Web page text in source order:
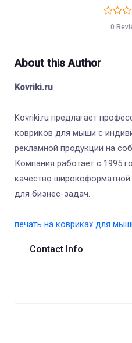
0
About this Author
Kovriki.ru
Kovriki.ru предлагает
ковриков для мыши с
рекламной продукции на
Компания работает с 1995
качество широкоформатной
для бизнес-задач.
печать на ковриках для
Contact Info